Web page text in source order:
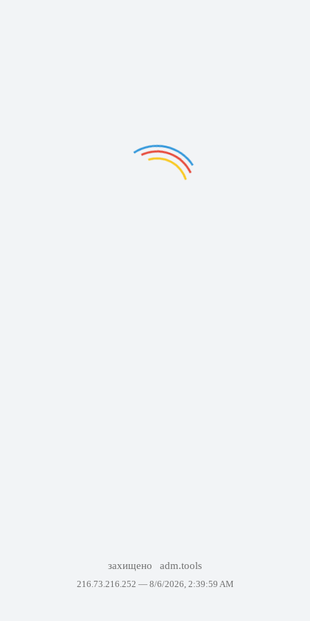
захищено adm.tools
216.73.216.252 — 8/6/2026, 2:39:59 AM